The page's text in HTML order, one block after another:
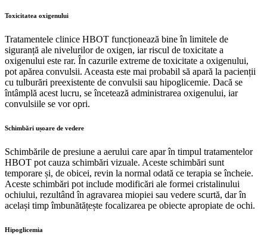
Toxicitatea oxigenului
Tratamentele clinice HBOT funcționează bine în limitele de
siguranță ale nivelurilor de oxigen, iar riscul de toxicitate a
oxigenului este rar. În cazurile extreme de toxicitate a oxigenului,
pot apărea convulsii. Aceasta este mai probabil să apară la pacienții
cu tulburări preexistente de convulsii sau hipoglicemie. Dacă se
întâmplă acest lucru, se încetează administrarea oxigenului, iar
convulsiile se vor opri.
Schimbări ușoare de vedere
Schimbările de presiune a aerului care apar în timpul tratamentelor
HBOT pot cauza schimbări vizuale. Aceste schimbări sunt
temporare și, de obicei, revin la normal odată ce terapia se încheie.
Aceste schimbări pot include modificări ale formei cristalinului
ochiului, rezultând în agravarea miopiei sau vedere scurtă, dar în
același timp îmbunătățește focalizarea pe obiecte apropiate de ochi.
Hipoglicemia